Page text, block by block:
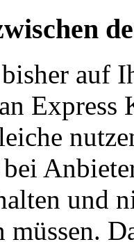
auf
Express
und
müssen.